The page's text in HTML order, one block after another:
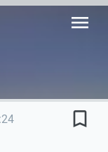
menu
bookmark_border